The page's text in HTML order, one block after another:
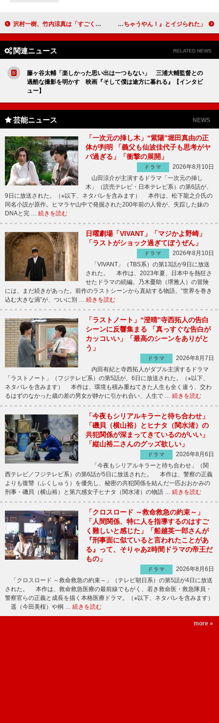
沢村一樹、竹内涼真は「すごく不器用だし一生懸命」 竹内「最近は仕事かコーヒーのことしか考えていない」 なにわ男子・高橋恭平「僕は映画を見るのは３回が限界」 「男友達から『おまえ、こんなんちゃうやん！』とイジられた」
関連ニュース RELATED NEWS
藤ヶ谷太輔「楽しかった思い出は一つもない」 三浦大輔監督との
過酷な撮影を明かす 映画『そして僕は途方に暮れる』【インタビ
ュー】
芸能ニュース NEWS
「一次元の挿し木」“紫陽”堀田真由の正
体が判明 「義父も仙波佳代子も思考がヤ
バ過ぎる」「衝撃の展開」
ドラマ
2026年8月10日
山田涼介が主演するドラマ「一次元の挿し
木」（読売テレビ・日本テレビ系）の第6話が、
9日に放送された。（※以下、ネタバレを含みます） 本作は、松下龍之介氏の
同名小説が原作。ヒマラヤ山中で発掘された200年前の人骨が、失踪した妹の
DNAと完 … 続きを読む
日曜劇場「VIVANT」「マジかよ野崎」
「ラストがショック過ぎてぼうぜん」
ドラマ
2026年8月10日
「VIVANT」（TBS系）の第13話が9日に放送
された。 本作は、2023年夏、日本中を熱狂さ
せたドラマの続編。乃木憂助（堺雅人）の冒険
には、まだ続きがあった。前作のラストシーンから直結する物語。“世界を巻き
込む大きな渦”が、ついに別 … 続きを読む
「ラストノート」“澄晴”寺西拓人の告白
シーンに反響集まる 「真っすぐな告白が
カッコいい」「最高のシーンをありがと
う」
ドラマ
2026年8月7日
内田有紀と寺西拓人がダブル主演するドラマ
「ラストノート」（フジテレビ系）の第5話が、6日に放送された。（※以下、
ネタバレを含みます） 本作は、環境も積み重ねてきた人生も全く違う、交わ
るはずのなかった歳の差の男女が静かに引かれ合い、人生で … 続きを読む
「今夜もシリアルキラーと待ち合わせ」
「磯貝（横山裕）とヒナタ（関水渚）の
共犯関係が深まってきているのがいい」
「縦山裕二さんのグッズ欲しい」
ドラマ
2026年8月6日
「今夜もシリアルキラーと待ち合わせ」（関
西テレビ／フジテレビ系）の第6話が5日に放送された。 本作は、警察の正義
よりも復讐（ふくしゅう）を優先し、秘密の共犯関係を結んだ一匹おおかみの
刑事・磯貝（横山裕）と第六感女子ヒナタ（関水渚）の物語 … 続きを読む
「クロスロード ～救命救急の約束～」
「人間関係、特に人を指導するのはすご
く難しいと感じた」「船越英一郎さんが
『刑事面に似ていると言われたことがあ
る』って、そりゃあ2時間ドラマの帝王だ
もの」
ドラマ
2026年8月6日
「クロスロード ～救命救急の約束～」（テレビ朝日系）の第5話が4日に放送
された。 本作は、救命救急医療の最前線でもがく、若き救命医・救急隊員・
警察官らの正義と成長を描く本格医療ドラマ。（※以下、ネタバレを含みます）
遥（今田美桜）や桐 … 続きを読む
more »